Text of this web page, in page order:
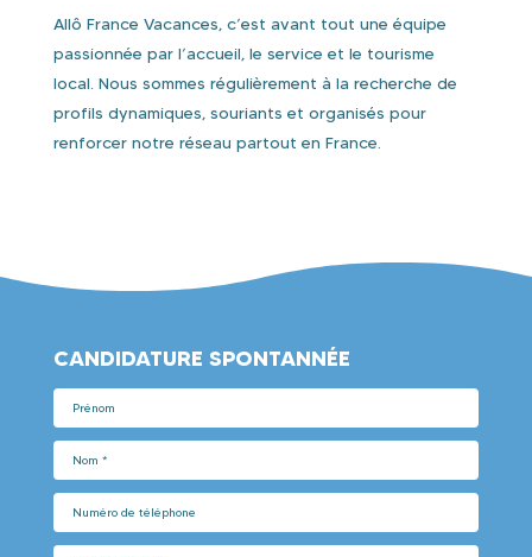
Allô France Vacances, c’est avant tout une équipe
passionnée par l’accueil, le service et le tourisme
local. Nous sommes régulièrement à la recherche de
profils dynamiques, souriants et organisés pour
renforcer notre réseau partout en France.
CANDIDATURE SPONTANNÉE